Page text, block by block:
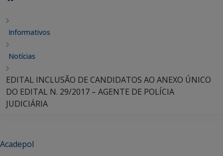
Informativos
Notícias
EDITAL INCLUSÃO DE CANDIDATOS AO ANEXO ÚNICO
DO EDITAL N. 29/2017 – AGENTE DE POLÍCIA
JUDICIÁRIA
Acadepol